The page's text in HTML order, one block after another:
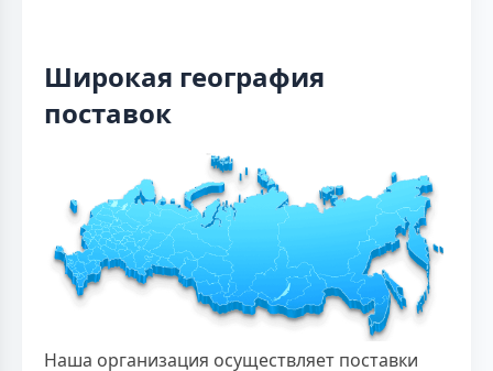
Широкая география
поставок
Наша организация осуществляет поставки